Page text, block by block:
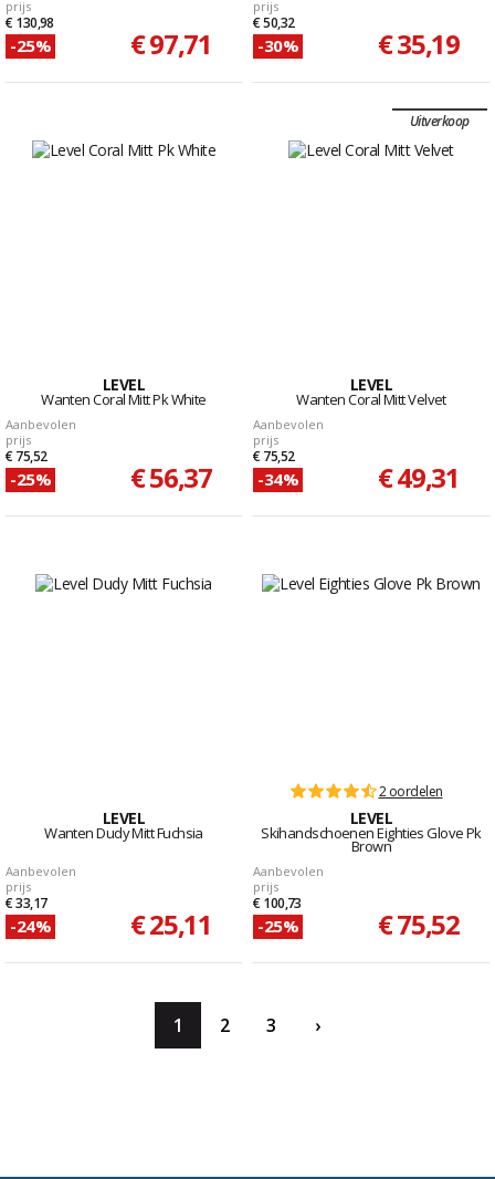
prijs
€ 130,98
-25% € 97,71
prijs
€ 50,32
-30% € 35,19
LEVEL
Wanten Coral Mitt Pk White
Aanbevolen
prijs
€ 75,52
-25% € 56,37
Uitverkoop
LEVEL
Wanten Coral Mitt Velvet
Aanbevolen
prijs
€ 75,52
-34% € 49,31
LEVEL
Wanten Dudy Mitt Fuchsia
Aanbevolen
prijs
€ 33,17
-24% € 25,11
2 oordelen
LEVEL
Skihandschoenen Eighties Glove Pk
Brown
Aanbevolen
prijs
€ 100,73
-25% € 75,52
1 2 3 ›